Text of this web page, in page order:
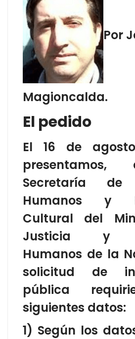
Por
Magioncalda.
El pedido
El 16 de
Secretaría de
Humanos y
Cultural del
Justicia y
Humanos de la
solicitud de
pública
siguientes datos:
1) Según los